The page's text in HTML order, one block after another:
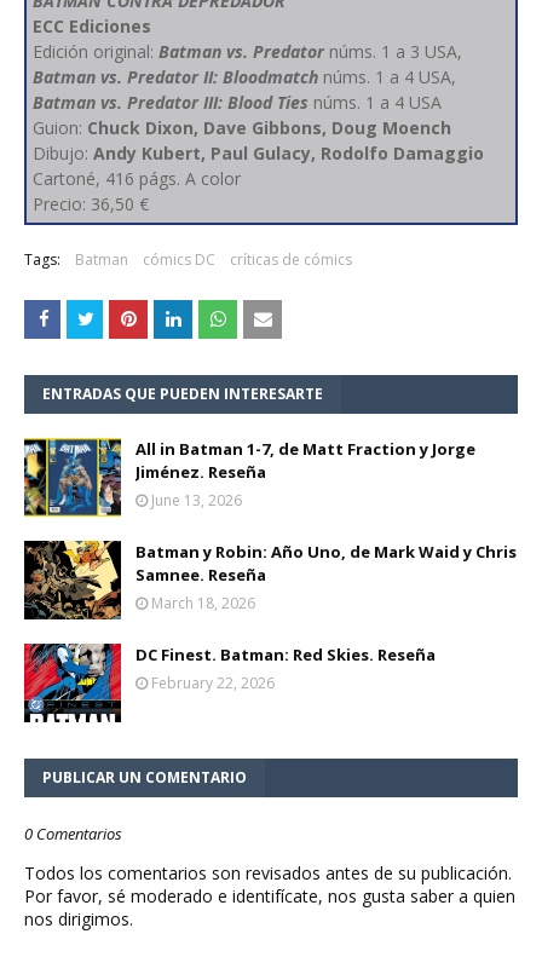
ECC Ediciones
Edición original: Batman vs. Predatornúms. 1 a 3 USA,
Batman vs. Predator II: Bloodmatch núms. 1 a 4 USA,
Batman vs. Predator III: Blood Ties núms. 1 a 4 USA
Guion: Chuck Dixon, Dave Gibbons, Doug Moench
Dibujo: Andy Kubert, Paul Gulacy, Rodolfo Damaggio
Cartoné, 416 págs. A color
Precio: 36,50 €
Tags: Batman cómics DC críticas de cómics
ENTRADAS QUE PUEDEN INTERESARTE
All in Batman 1-7, de Matt Fraction y Jorge
Jiménez. Reseña
June 13, 2026
Batman y Robin: Año Uno, de Mark Waid y Chris
Samnee. Reseña
March 18, 2026
DC Finest. Batman: Red Skies. Reseña
February 22, 2026
PUBLICAR UN COMENTARIO
0 Comentarios
Todos los comentarios son revisados antes de su publicación.
Por favor, sé moderado e identifícate, nos gusta saber a quien
nos dirigimos.